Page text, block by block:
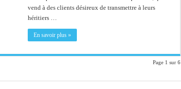
vend à des clients désireux de transmettre à leurs
héritiers …
En savoir plus »
Page 1 sur 6